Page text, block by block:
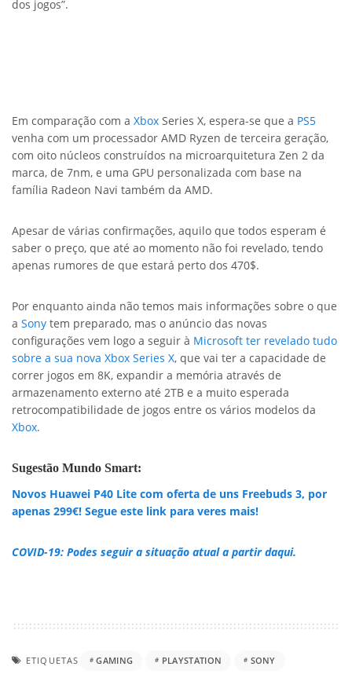
dos jogos”.
Em comparação com a Xbox Series X, espera-se que a PS5
venha com um processador AMD Ryzen de terceira geração,
com oito núcleos construídos na microarquitetura Zen 2 da
marca, de 7nm, e uma GPU personalizada com base na
família Radeon Navi também da AMD.
Apesar de várias confirmações, aquilo que todos esperam é
saber o preço, que até ao momento não foi revelado, tendo
apenas rumores de que estará perto dos 470$.
Por enquanto ainda não temos mais informações sobre o que
a Sony tem preparado, mas o anúncio das novas
configurações vem logo a seguir à Microsoft ter revelado tudo
sobre a sua nova Xbox Series X, que vai ter a capacidade de
correr jogos em 8K, expandir a memória através de
armazenamento externo até 2TB e a muito esperada
retrocompatibilidade de jogos entre os vários modelos da
Xbox.
Sugestão Mundo Smart:
Novos Huawei P40 Lite com oferta de uns Freebuds 3, por
apenas 299€! Segue este link para veres mais!
COVID-19: Podes seguir a situação atual a partir daqui.
ETIQUETAS GAMING PLAYSTATION SONY